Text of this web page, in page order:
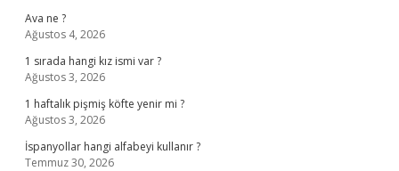
Ava ne ?
Ağustos 4, 2026
1 sırada hangi kız ismi var ?
Ağustos 3, 2026
1 haftalık pişmiş köfte yenir mi ?
Ağustos 3, 2026
İspanyollar hangi alfabeyi kullanır ?
Temmuz 30, 2026